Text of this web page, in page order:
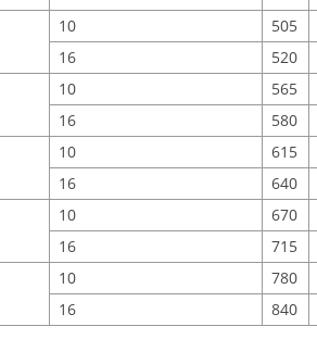
10 505
16 520
10 565
16 580
10 615
16 640
10 670
16 715
10 780
16 840